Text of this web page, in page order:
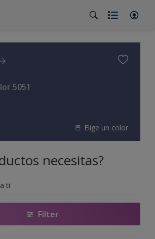
5051
Elige un color
necesitas?
ti
Filter